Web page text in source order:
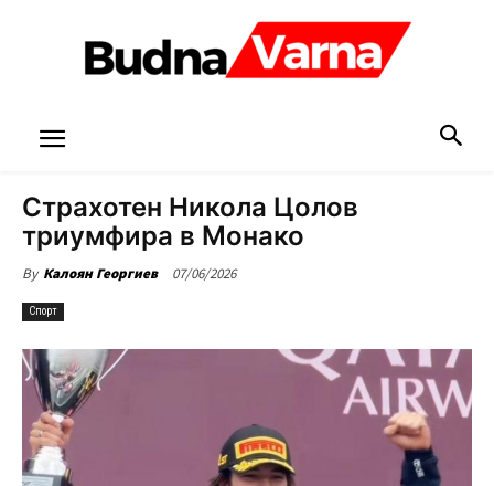
Страхотен Никола Цолов
триумфира в Монако
By Калоян Георгиев 07/06/2026
Спорт